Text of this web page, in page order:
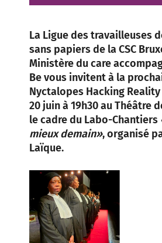
La Ligue des travailleuses
sans papiers de la CSC
Ministère du care
Be vous invitent à la
Nyctalopes Hacking
20 juin à 19h30 au Théâtre
le cadre du Labo-Chantiers
mieux demain», organisé
Laïque.